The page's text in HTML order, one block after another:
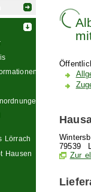
Lörrach
Hausen
79539
Zur